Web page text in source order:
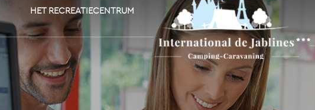
HET RECREATIECENTRUM